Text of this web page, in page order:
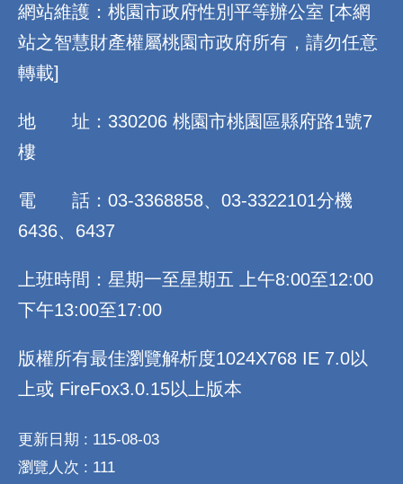
網站維護：桃園市政府性別平等辦公室 [本網
站之智慧財產權屬桃園市政府所有，請勿任意
轉載]
地 址：330206 桃園市桃園區縣府路1號7
樓
電 話：03-3368858、03-3322101分機
6436、6437
上班時間：星期一至星期五 上午8:00至12:00
下午13:00至17:00
版權所有最佳瀏覽解析度1024X768 IE 7.0以
上或 FireFox3.0.15以上版本
更新日期
115-08-03
瀏覽人次
111